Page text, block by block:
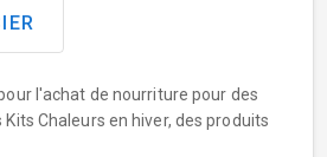
l'achat de nourriture pour des
Chaleurs en hiver, des produits